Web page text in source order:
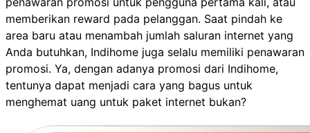
memberikan reward pada pelanggan. Saat pindah ke
area baru atau menambah jumlah saluran internet yang
Anda butuhkan, Indihome juga selalu memiliki penawaran
promosi. Ya, dengan adanya promosi dari Indihome,
tentunya dapat menjadi cara yang bagus untuk
menghemat uang untuk paket internet bukan?